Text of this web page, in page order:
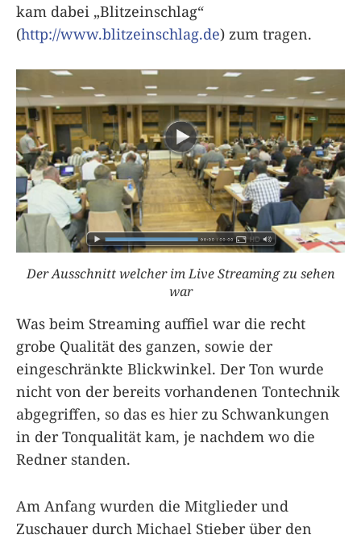
kam dabei „Blitzeinschlag“
(http://www.blitzeinschlag.de) zum tragen.
Der Ausschnitt welcher im Live Streaming zu sehen
war
Was beim Streaming auffiel war die recht
grobe Qualität des ganzen, sowie der
eingeschränkte Blickwinkel. Der Ton wurde
nicht von der bereits vorhandenen Tontechnik
abgegriffen, so das es hier zu Schwankungen
in der Tonqualität kam, je nachdem wo die
Redner standen.
Am Anfang wurden die Mitglieder und
Zuschauer durch Michael Stieber über den